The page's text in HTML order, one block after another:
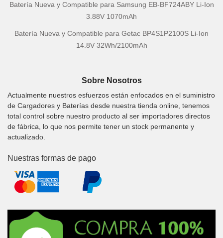
Batería Nueva y Compatible para Samsung EB-BF724ABY Li-Ion
3.88V 1070mAh
Batería Nueva y Compatible para Getac BP4S1P2100S Li-Ion
14.8V 32Wh/2100mAh
Sobre Nosotros
Actualmente nuestros esfuerzos están enfocados en el suministro
de Cargadores y Baterías desde nuestra tienda online, tenemos
total control sobre nuestro producto al ser importadores directos
de fábrica, lo que nos permite tener un stock permanente y
actualizado.
Nuestras formas de pago